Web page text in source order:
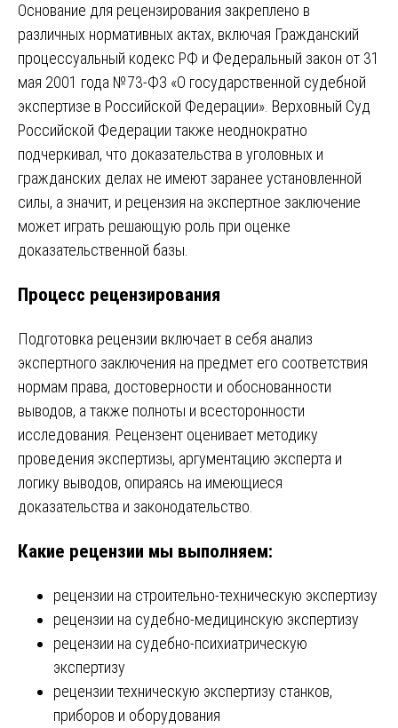
Основание для рецензирования закреплено в
различных нормативных актах, включая Гражданский
процессуальный кодекс РФ и Федеральный закон от 31
мая 2001 года №73-ФЗ «О государственной судебной
экспертизе в Российской Федерации». Верховный Суд
Российской Федерации также неоднократно
подчеркивал, что доказательства в уголовных и
гражданских делах не имеют заранее установленной
силы, а значит, и рецензия на экспертное заключение
может играть решающую роль при оценке
доказательственной базы.
Процесс рецензирования
Подготовка рецензии включает в себя анализ
экспертного заключения на предмет его соответствия
нормам права, достоверности и обоснованности
выводов, а также полноты и всесторонности
исследования. Рецензент оценивает методику
проведения экспертизы, аргументацию эксперта и
логику выводов, опираясь на имеющиеся
доказательства и законодательство.
Какие рецензии мы выполняем:
рецензии на строительно-техническую экспертизу
рецензии на судебно-медицинскую экспертизу
рецензии на судебно-психиатрическую
экспертизу
рецензии техническую экспертизу станков,
приборов и оборудования